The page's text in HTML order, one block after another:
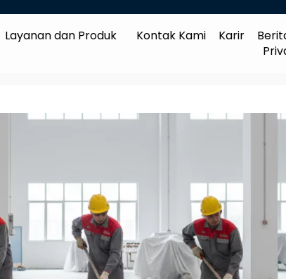
Layanan dan Produk Kontak Kami Karir